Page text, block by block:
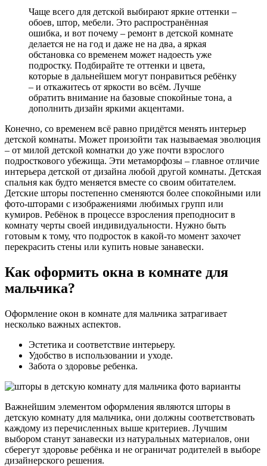
Чаще всего для детской выбирают яркие оттенки –
обоев, штор, мебели. Это распространённая
ошибка, и вот почему – ремонт в детской комнате
делается не на год и даже не на два, а яркая
обстановка со временем может надоесть уже
подростку. Подбирайте те оттенки и цвета,
которые в дальнейшем могут понравиться ребёнку
– и откажитесь от яркости во всём. Лучше
обратить внимание на базовые спокойные тона, а
дополнить дизайн яркими акцентами.
Конечно, со временем всё равно придётся менять интерьер
детской комнаты. Может произойти так называемая эволюция
– от милой детской комнатки до уже почти взрослого
подросткового убежища. Эти метаморфозы – главное отличие
интерьера детской от дизайна любой другой комнаты. Детская
спальня как будто меняется вместе со своим обитателем.
Детские шторы постепенно сменяются более спокойными или
фото-шторами с изображениями любимых групп или
кумиров. Ребёнок в процессе взросления преподносит в
комнату черты своей индивидуальности. Нужно быть
готовым к тому, что подросток в какой-то момент захочет
перекрасить стены или купить новые занавески.
Как оформить окна в комнате для
мальчика?
Оформление окон в комнате для мальчика затрагивает
несколько важных аспектов.
Эстетика и соответствие интерьеру.
Удобство в использовании и уходе.
Забота о здоровье ребенка.
Важнейшим элементом оформления являются шторы в
детскую комнату для мальчика, они должны соответствовать
каждому из перечисленных выше критериев. Лучшим
выбором станут занавески из натуральных материалов, они
сберегут здоровье ребёнка и не ограничат родителей в выборе
дизайнерского решения.